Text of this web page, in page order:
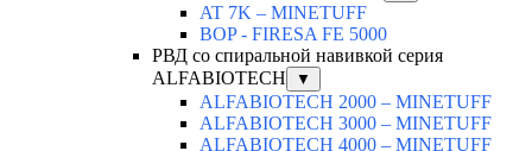
AT 7K – MINETUFF
BOP - FIRESA FE 5000
РВД со спиральной навивкой серия
ALFABIOTECH
▼
ALFABIOTECH 2000 – MINETUFF
ALFABIOTECH 3000 – MINETUFF
ALFABIOTECH 4000 – MINETUFF